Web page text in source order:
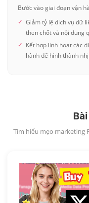
Bước vào giai đoạn vận
Giảm tỷ lệ dịch vụ dữ
then chốt và nội dung
Kết hợp linh hoạt các
hành để hình thành
Tìm hiểu mẹo marketing